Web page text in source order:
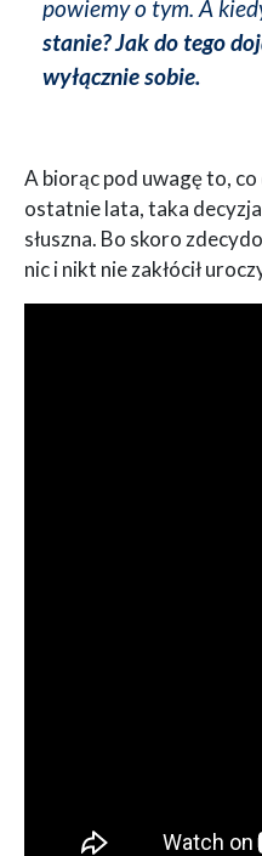
powiemy o tym. A
stanie? Jak do tego
wyłącznie sobie.
A biorąc pod uwagę to, co
ostatnie lata, taka
słuszna. Bo skoro
nic i nikt nie zakłócił